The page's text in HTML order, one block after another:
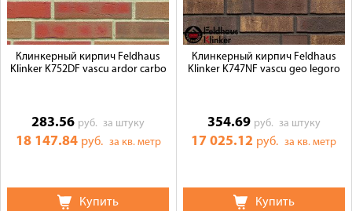
Клинкерный кирпич Feldhaus
Klinker K752DF vascu ardor carbo
283.56 руб.за штуку
18 147.84 руб. за кв. метр
Купить
Клинкерный кирпич Feldhaus
Klinker K747NF vascu geo legoro
354.69 руб. за штуку
17 025.12 руб.за кв. метр
Купить